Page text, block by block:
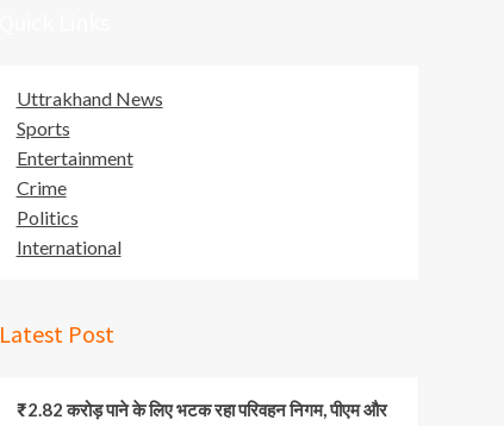
Uttrakhand News
Sports
Entertainment
Crime
Politics
International
Latest Post
₹2.82 करोड़ पाने के लिए भटक रहा परिवहन निगम, पीएम और